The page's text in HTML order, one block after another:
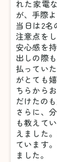
れた家電
が、手際
当日は2名
注意点を
安心感を
出しの際
払ってい
がとても
ちらから
だけたの
さらに、
も教えて
えました
ています
ました。